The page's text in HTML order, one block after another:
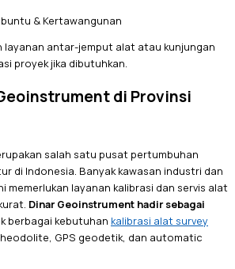
& Kertawangunan
layanan antar-jemput alat atau kunjungan
proyek jika dibutuhkan.
di Provinsi
salah satu pusat pertumbuhan
di Indonesia. Banyak kawasan industri dan
memerlukan layanan kalibrasi dan servis alat
Dinar Geoinstrument hadir sebagai
berbagai kebutuhan kalibrasi alat survey
GPS geodetik, dan automatic